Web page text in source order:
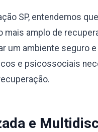
SP, entendemos
amplo de
um ambiente seguro
e psicossociais
e